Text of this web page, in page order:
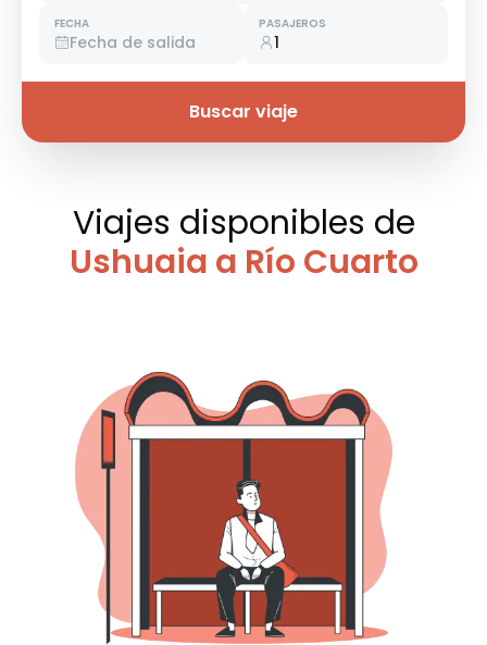
FECHA
Fecha de salida
PASAJEROS
1
Buscar viaje
Viajes disponibles de
Ushuaia a Río Cuarto